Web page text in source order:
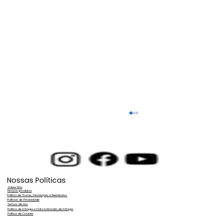
Nossas Políticas
Nossos produtos
Sobre Nós
Política de Trocas, Devoluções e Reembolso.
Políticas de Privacidade
Política de Entrega e Data Estimada de Entrega
Política de Cookies
Termos de Uso